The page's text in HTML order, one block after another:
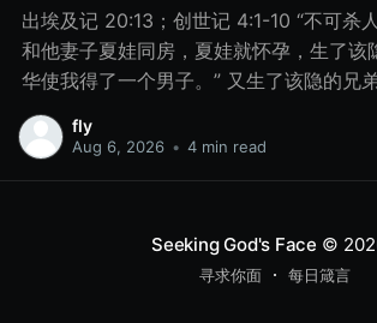
出埃及记 20:13；创世记 4:1-10 “不可杀
和他妻子夏娃同房，夏娃就怀孕，生了该
华使我得了一个男子。” 又生了该隐的兄
羊的，该隐是种地的。 有一日，该隐拿地
献给耶和华， 亚伯也将他羊群中头生的和
为什么发怒呢？你为什么变了脸色呢？ 你
蒙悦纳？你若行得不好，罪就伏在门前。
却要制伏它。” 该隐与他兄弟亚伯说话，
fly
Aug 6, 2026 • 4 min read
Seeking God's Face ©
寻求你面 每日箴言